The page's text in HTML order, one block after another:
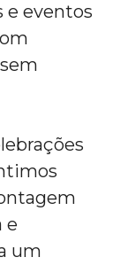
e eventos
e
um